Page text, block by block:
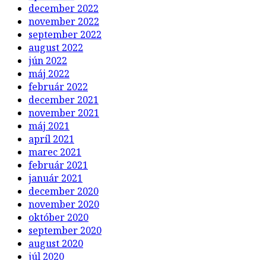
december 2022
november 2022
september 2022
august 2022
jún 2022
máj 2022
február 2022
december 2021
november 2021
máj 2021
apríl 2021
marec 2021
február 2021
január 2021
december 2020
november 2020
október 2020
september 2020
august 2020
júl 2020